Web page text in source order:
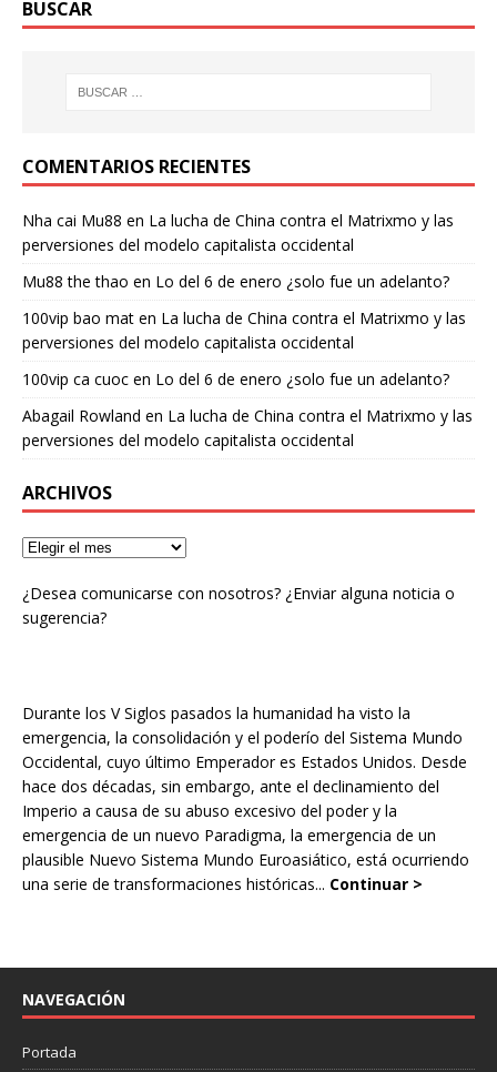
BUSCAR
COMENTARIOS RECIENTES
Nha cai Mu88 en La lucha de China contra el Matrixmo y las
perversiones del modelo capitalista occidental
Mu88 the thao en Lo del 6 de enero ¿solo fue un adelanto?
100vip bao mat en La lucha de China contra el Matrixmo y las
perversiones del modelo capitalista occidental
100vip ca cuoc en Lo del 6 de enero ¿solo fue un adelanto?
Abagail Rowland en La lucha de China contra el Matrixmo y las
perversiones del modelo capitalista occidental
ARCHIVOS
¿Desea comunicarse con nosotros? ¿Enviar alguna noticia o
sugerencia?
Durante los V Siglos pasados la humanidad ha visto la
emergencia, la consolidación y el poderío del Sistema Mundo
Occidental, cuyo último Emperador es Estados Unidos. Desde
hace dos décadas, sin embargo, ante el declinamiento del
Imperio a causa de su abuso excesivo del poder y la
emergencia de un nuevo Paradigma, la emergencia de un
plausible Nuevo Sistema Mundo Euroasiático, está ocurriendo
una serie de transformaciones históricas... Continuar >
NAVEGACIÓN
Portada